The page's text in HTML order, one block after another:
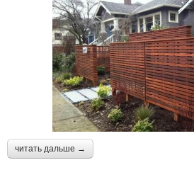
читать дальше →